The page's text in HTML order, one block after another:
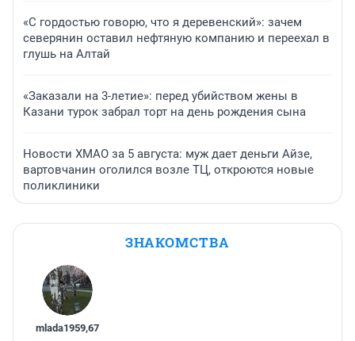
«С гордостью говорю, что я деревенский»: зачем
северянин оставил нефтяную компанию и переехал в
глушь на Алтай
«Заказали на 3-летие»: перед убийством жены в
Казани турок забрал торт на день рождения сына
Новости ХМАО за 5 августа: муж дает деньги Айзе,
вартовчанин оголился возле ТЦ, откроются новые
поликлиники
ЗНАКОМСТВА
mlada1959,67